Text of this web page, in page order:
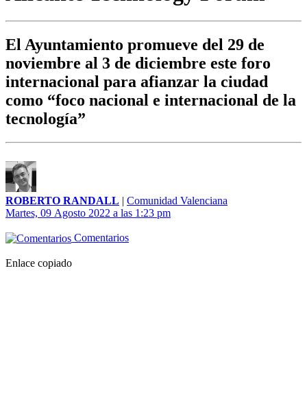
El Ayuntamiento promueve del 29 de
noviembre al 3 de diciembre este foro
internacional para afianzar la ciudad
como “foco nacional e internacional de la
tecnología”
ROBERTO RANDALL | Comunidad Valenciana
Martes, 09 Agosto 2022 a las 1:23 pm
Comentarios
Enlace copiado